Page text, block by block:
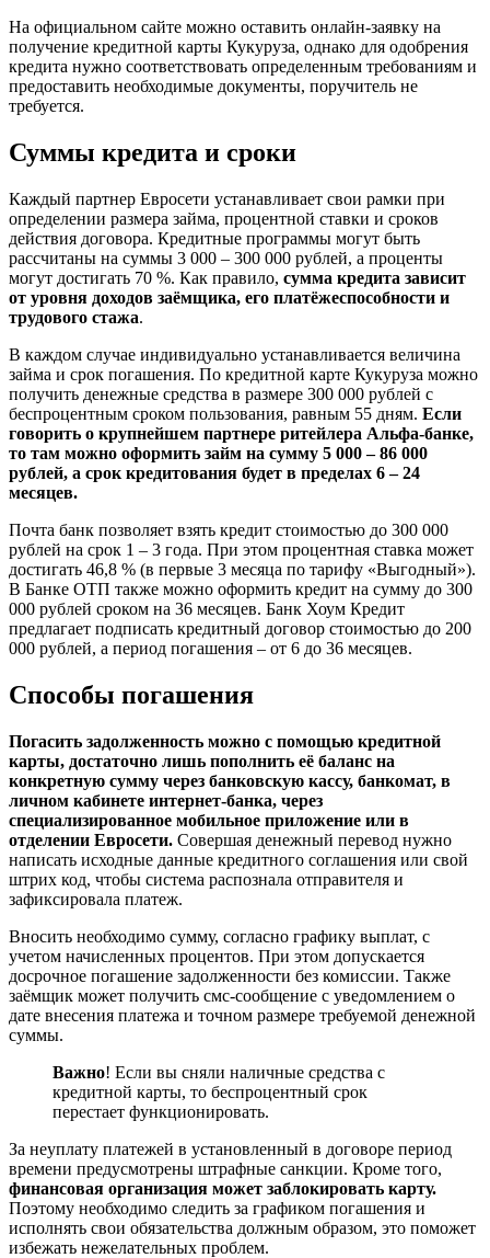
На официальном сайте можно оставить онлайн-заявку на
получение кредитной карты Кукуруза, однако для одобрения
кредита нужно соответствовать определенным требованиям и
предоставить необходимые документы, поручитель не
требуется.
Суммы кредита и сроки
Каждый партнер Евросети устанавливает свои рамки при
определении размера займа, процентной ставки и сроков
действия договора. Кредитные программы могут быть
рассчитаны на суммы 3 000 – 300 000 рублей, а проценты
могут достигать 70 %. Как правило, сумма кредита зависит
от уровня доходов заёмщика, его платёжеспособности и
трудового стажа.
В каждом случае индивидуально устанавливается величина
займа и срок погашения. По кредитной карте Кукуруза можно
получить денежные средства в размере 300 000 рублей с
беспроцентным сроком пользования, равным 55 дням. Если
говорить о крупнейшем партнере ритейлера Альфа-банке,
то там можно оформить займ на сумму 5 000 – 86 000
рублей, а срок кредитования будет в пределах 6 – 24
месяцев.
Почта банк позволяет взять кредит стоимостью до 300 000
рублей на срок 1 – 3 года. При этом процентная ставка может
достигать 46,8 % (в первые 3 месяца по тарифу «Выгодный»).
В Банке ОТП также можно оформить кредит на сумму до 300
000 рублей сроком на 36 месяцев. Банк Хоум Кредит
предлагает подписать кредитный договор стоимостью до 200
000 рублей, а период погашения – от 6 до 36 месяцев.
Способы погашения
Погасить задолженность можно с помощью кредитной
карты, достаточно лишь пополнить её баланс на
конкретную сумму через банковскую кассу, банкомат, в
личном кабинете интернет-банка, через
специализированное мобильное приложение или в
отделении Евросети. Совершая денежный перевод нужно
написать исходные данные кредитного соглашения или свой
штрих код, чтобы система распознала отправителя и
зафиксировала платеж.
Вносить необходимо сумму, согласно графику выплат, с
учетом начисленных процентов. При этом допускается
досрочное погашение задолженности без комиссии. Также
заёмщик может получить смс-сообщение с уведомлением о
дате внесения платежа и точном размере требуемой денежной
суммы.
Важно! Если вы сняли наличные средства с
кредитной карты, то беспроцентный срок
перестает функционировать.
За неуплату платежей в установленный в договоре период
времени предусмотрены штрафные санкции. Кроме того,
финансовая организация может заблокировать карту.
Поэтому необходимо следить за графиком погашения и
исполнять свои обязательства должным образом, это поможет
избежать нежелательных проблем.